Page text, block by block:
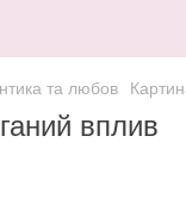
та любов
вплив